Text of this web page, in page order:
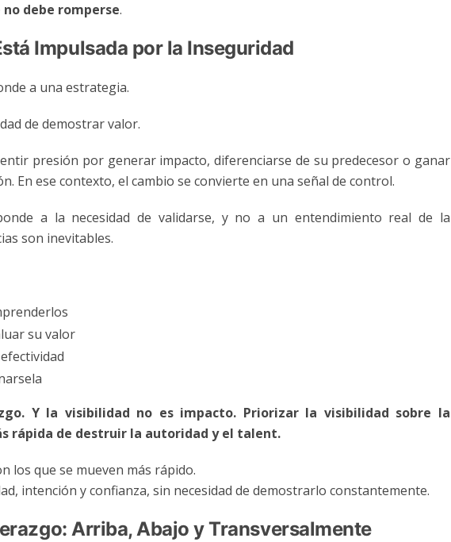
no debe romperse.
Impulsada por la Inseguridad
a una estrategia.
de demostrar valor.
presión por generar impacto, diferenciarse de su predecesor o ganar
En ese contexto, el cambio se convierte en una señal de control.
a la necesidad de validarse, y no a un entendimiento real de la
son inevitables.
su valor
Y la visibilidad no es impacto. Priorizar la visibilidad sobre la
rápida de destruir la autoridad y el talent.
los que se mueven más rápido.
intención y confianza, sin necesidad de demostrarlo constantemente.
Arriba, Abajo y Transversalmente